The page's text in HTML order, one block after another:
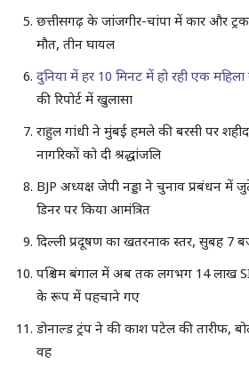
छत्तीसगढ़ के जांजगीर-चांपा में कार और
मौत, तीन घायल
दुनिया में हर 10 मिनट में हो रही एक
की रिपोर्ट में खुलासा
राहुल गांधी ने मुंबई हमले की बरसी पर
नागरिकों को दी श्रद्धांजलि
BJP अध्यक्ष जेपी नड्डा ने चुनाव प्रबंधन में
डिनर पर किया आमंत्रित
दिल्ली प्रदूषण का खतरनाक स्तर, सुबह 7
पश्चिम बंगाल में अब तक लगभग 14 लाख
के रूप में पहचाने गए
डोनाल्ड ट्रंप ने की काश पटेल की तारीफ,
वह